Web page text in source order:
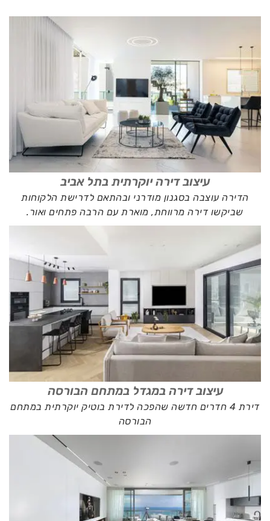
עיצוב דירה יוקרתית בתל אביב
הדירה עוצבה בסגנון מודרני ובהתאם לדרישת הלקוחות
שביקשו דירה מרווחת, מוארת עם הרבה פתחים ואור.
עיצוב דירה במגדל במתחם הבורסה
דירת 4 חדרים חדשה שהפכה לדירת בוטיק יוקרתית במתחם
הבורסה